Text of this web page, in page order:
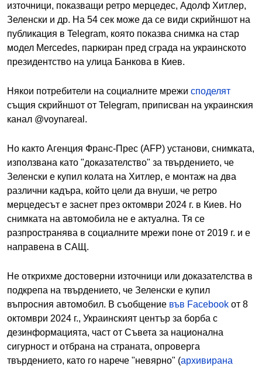
източници, показващи ретро мерцедес, Адолф Хитлер,
Зеленски и др. На 54 сек може да се види скрийншот на
публикация в Telegram, която показва снимка на стар
модел Mercedes, паркиран пред сграда на украинското
президентство на улица Банкова в Киев.
Някои потребители на социалните мрежи споделят
същия скрийншот от Telegram, приписван на украинския
канал @voynareal.
Но както Агенция Франс-Прес (AFP) установи, снимката,
използвана като "доказателство" за твърдението, че
Зеленски е купил колата на Хитлер, е монтаж на два
различни кадъра, който цели да внуши, че ретро
мерцедесът е заснет през октомври 2024 г. в Киев. Но
снимката на автомобила не е актуална. Тя се
разпространява в социалните мрежи поне от 2019 г. и е
направена в САЩ.
Не открихме достоверни източници или доказателства в
подкрепа на твърдението, че Зеленски е купил
въпросния автомобил. В съобщение във Facebook от 8
октомври 2024 г., Украинският център за борба с
дезинформацията, част от Съвета за национална
сигурност и отбрана на страната, опроверга
твърдението, като го нарече "невярно" (архивирана